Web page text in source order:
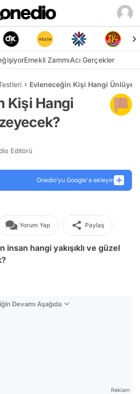
Emekli ZammıAcı Gerçekler
Evleneceğin Kişi Hangi Ünlüye
Kişi Hangi
Editörü
Onedio’yu Google'a ekleyin
Yorum Yap Paylaş
insan hangi yakışıklı ve güzel
Devamı Aşağıda
Reklam